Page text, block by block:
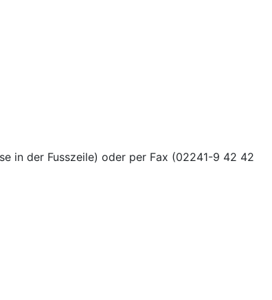
in der Fusszeile) oder per Fax (02241-9 42 42